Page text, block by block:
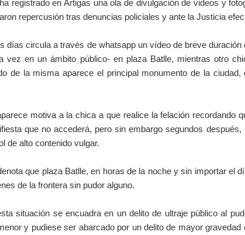
registrado en Artigas una ola de divulgación de videos y
repercusión tras denuncias policiales y ante la Justicia
días circula a través de whatsapp un vídeo de breve
vez en un ámbito público- en plaza Batlle, mientras otro
de la misma aparece el principal monumento de la
motiva a la chica a que realice la felación recordando
que no accederá, pero sin embargo segundos después,
de alto contenido vulgar.
que plaza Batlle, en horas de la noche y sin importar el
de la frontera sin pudor alguno.
situación se encuadra en un delito de ultraje público al
y pudiese ser abarcado por un delito de mayor gravedad